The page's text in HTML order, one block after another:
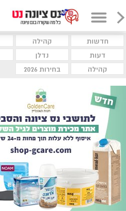
חדשות קהילה
דעות
נדלן
קהילה
בחירות 2026